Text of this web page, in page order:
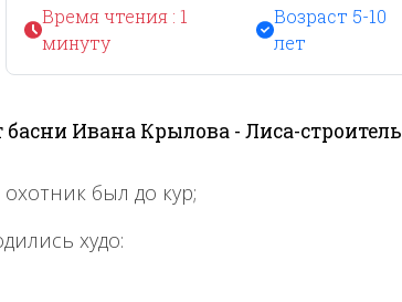
Время чтения : 1
минуту
Возраст 5-10
лет
Ивана Крылова - Лиса-строитель
был до кур;
худо: